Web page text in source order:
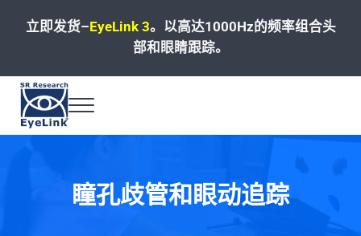
立即发货– EyeLink 3。 以高达1000Hz的频率组合头
部和眼睛跟踪。
高速、精准和可靠的眼动追踪解决方案
Menu
瞳孔歧管和眼动追踪